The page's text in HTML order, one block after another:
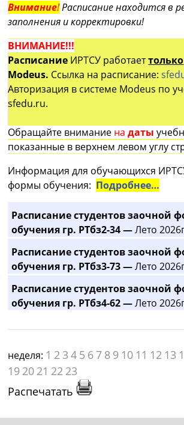
Внимание!Расписание находится в
заполнения и корректировки!
ВНИМАНИЕ!!!
Расписание ИРТСУ работаеттолько
Modeus. Ссылка на расписание:
Авторизация в системе Modeus по
sfedu.ru.
Обращайте внимание на даты
показанные в верхнем левом углу
Информация для обучающихся
формы обучения: Подробнее…
Расписание студентов заочной
обучения гр. РТбз2-34 —Лето
Расписание студентов заочной
обучения гр. РТбз3-73 —Лето
Расписание студентов заочной
обучения гр. РТбз4-62 —Лето
неделя: 1 2 3 4 5 6 7 8 9 10 11 12 13
19 20 21 22 23
Распечатать